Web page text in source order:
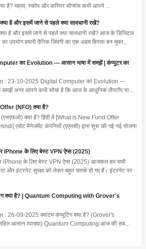
है? महत्व, स्कोप और करियर ऑप्शंस कभी आपने ...
है और इसमें जाने से पहले क्या सावधानी रखें?
है और इसमें जाने से पहले क्या सावधानी रखें? आज के डिजिटल
उपयोग हमारी दैनिक जिंदगी का एक अहम हिस्सा बन चुका...
का Evolution — आसान भाषा में समझें | कंप्यूटर का
: 23-10-2025 Digital Computer का Evolution —
समझें अगर आपने कभी सोचा है कि आज के आधुनिक लैपटॉप या...
(NFO) क्या है?
क्या है? हिंदी में [What is New Fund Offer
एसेट मैनेजमेंट कंपनियों (एएमसी) द्वारा शुरू की गई नई योजना
के लिए बेस्ट VPN ऐप्स (2025)
के लिए बेस्ट VPN ऐप्स (2025) आजकल हम सभी
और इंटरनेट सुरक्षा को लेकर बहुत सतर्क हो गए हैं। इंटरनेट पर
क्या है? | Quantum Computing with Grover's
: 26-09-2025 क्वांटम कंप्यूटिंग क्या है? (Grover's
आसान व्याख्या) Quantum Computing आज की सब...